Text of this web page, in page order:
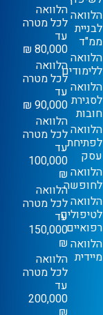
הלוואה
לבניית
ממ"ד
הלוואה
ללימודים
הלוואה
לסגירת
חובות
הלוואה
לפתיחת
עסק
הלוואה
לחופשה
הלוואה
לטיפולים
רפואיים
הלוואה
מיידית
הלוואה
לכל מטרה
עד
80,000 ₪
הלוואה
לכל מטרה
עד
90,000 ₪
הלוואה
לכל מטרה
עד
100,000
₪
הלוואה
לכל מטרה
עד
150,000
₪
הלוואה
לכל מטרה
עד
200,000